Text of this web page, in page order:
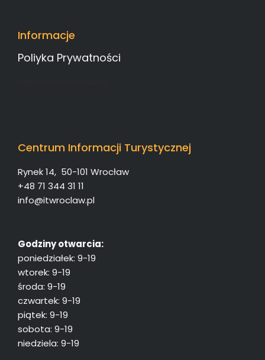
Informacje
Poliyka Prywatności
Centrum Informacji Turystycznej
Rynek 14, 50-101 Wrocław
+48 71 344 31 11
info@itwroclaw.pl
Godziny otwarcia:
poniedziałek: 9-19
wtorek: 9-19
środa: 9-19
czwartek: 9-19
piątek: 9-19
sobota: 9-19
niedziela: 9-19